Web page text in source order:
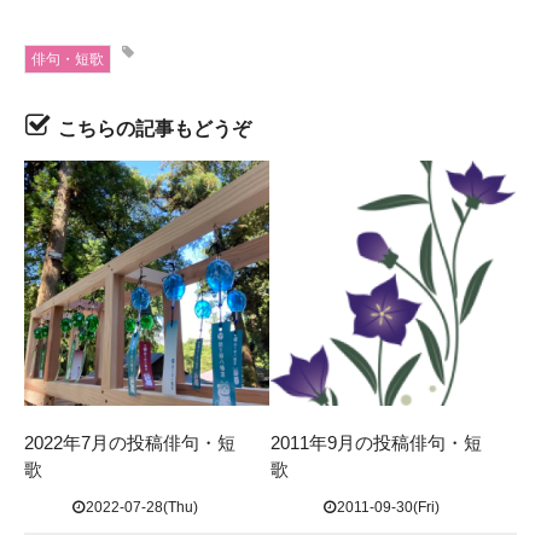
俳句・短歌
こちらの記事もどうぞ
2022年7月の投稿俳句・短
歌
2022-07-28(Thu)
2011年9月の投稿俳句・短
歌
2011-09-30(Fri)